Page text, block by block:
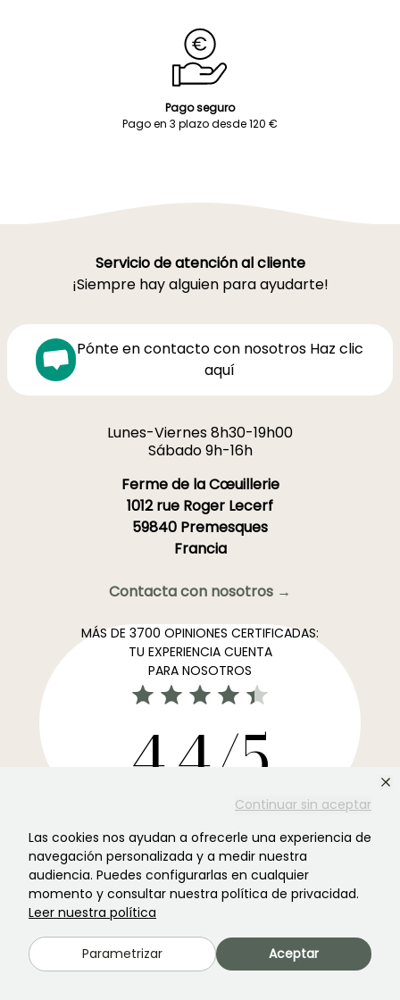
Continuar sin aceptar
Las cookies nos ayudan a ofrecerle una experiencia de
navegación personalizada y a medir nuestra
audiencia. Puedes configurarlas en cualquier
momento y consultar nuestra política de privacidad.
Leer nuestra política
Parametrizar Aceptar
Pago seguro
Pago en 3 plazo desde 120 €
Servicio de atención al cliente
¡Siempre hay alguien para ayudarte!
Pónte en contacto con nosotros Haz clic
aquí
Lunes-Viernes 8h30-19h00
Sábado 9h-16h
Ferme de la Cœuillerie
1012 rue Roger Lecerf
59840 Premesques
Francia
Contacta con nosotros →
MÁS DE 3700 OPINIONES CERTIFICADAS:
TU EXPERIENCIA CUENTA
PARA NOSOTROS
4,4/5
Todos los comentarios →
El boletín informativo más preferido de los jardines →
Recibe nuestros consejos y ofertas para disfrutar de tu
jardin en todas las estaciones del año
Registrarse →